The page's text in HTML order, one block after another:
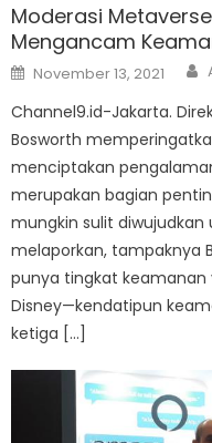
Moderasi
Mengancam
Posted
on
November 13, 2021
Channel9.id-Jakarta.
Bosworth
menciptakan
merupakan bagian
mungkin sulit diwujudkan
melaporkan, tampaknya
punya tingkat
Disney—kendatipun
ketiga […]